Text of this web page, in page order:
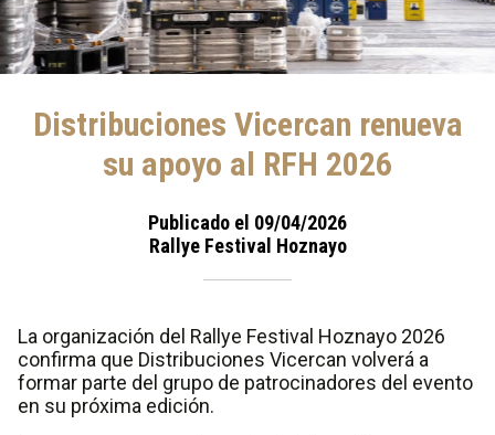
Distribuciones Vicercan renueva
su apoyo al RFH 2026
Publicado el 09/04/2026
Rallye Festival Hoznayo
La organización del Rallye Festival Hoznayo 2026
confirma que Distribuciones Vicercan volverá a
formar parte del grupo de patrocinadores del evento
en su próxima edición.